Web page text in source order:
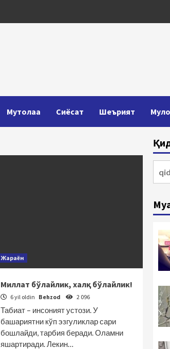
Мутолаа Сиёсат Шеърият
Жараён
Миллат бўлайлик, халқ бўлайлик!
6 yil oldin Behzod 2 096
Табиат – инсоният устози. У
башариятни кўп эзгуликлар сари
бошлайди, тарбия беради. Оламни
яшартиради. Лекин…